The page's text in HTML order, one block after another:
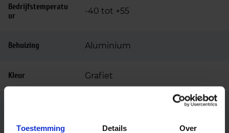
Toestemming Details Over
Bedrijfstemperatu
ur
-40 tot +55
Behuizing Aluminium
Kleur Grafiet
Paaltop diameter 76mm